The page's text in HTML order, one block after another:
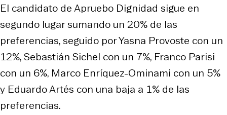
El candidato de Apruebo Dignidad sigue en
segundo lugar sumando un 20% de las
preferencias, seguido por Yasna Provoste con un
12%, Sebastián Sichel con un 7%, Franco Parisi
con un 6%, Marco Enríquez-Ominami con un 5%
y Eduardo Artés con una baja a 1% de las
preferencias.